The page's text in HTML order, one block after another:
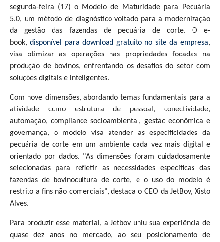
segunda-feira (17) o Modelo de Maturidade para Pecuária
5.0, um método de diagnóstico voltado para a modernização
da gestão das fazendas de pecuária de corte. O e-
book, disponível para download gratuito no site da empresa,
visa otimizar as operações nas propriedades focadas na
produção de bovinos, enfrentando os desafios do setor com
soluções digitais e inteligentes.
Com nove dimensões, abordando temas fundamentais para a
atividade como estrutura de pessoal, conectividade,
automação, compliance socioambiental, gestão econômica e
governança, o modelo visa atender as especificidades da
pecuária de corte em um ambiente cada vez mais digital e
orientado por dados. "As dimensões foram cuidadosamente
selecionadas para refletir as necessidades específicas das
fazendas de bovinocultura de corte, e o uso do modelo é
restrito a fins não comerciais", destaca o CEO da JetBov, Xisto
Alves.
Para produzir esse material, a Jetbov uniu sua experiência de
quase dez anos no mercado, ao seu posicionamento de